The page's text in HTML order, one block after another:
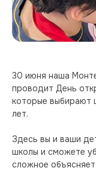
30 июня наша
проводит День
которые выбирают
лет.
Здесь вы и ваши
школы и сможете
сложное